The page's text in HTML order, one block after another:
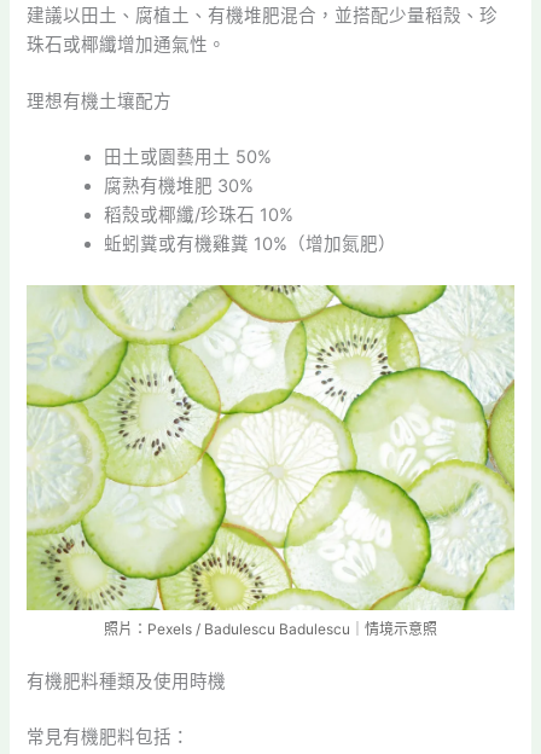
建議以田土、腐植土、有機堆肥混合，並搭配少量稻殼、珍
珠石或椰纖增加通氣性。
理想有機土壤配方
田土或園藝用土 50%
腐熟有機堆肥 30%
稻殼或椰纖/珍珠石 10%
蚯蚓糞或有機雞糞 10%（增加氮肥）
照片：Pexels / Badulescu Badulescu｜情境示意照
有機肥料種類及使用時機
常見有機肥料包括：